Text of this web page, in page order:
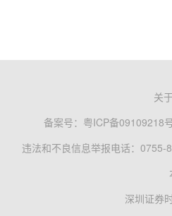
关
备案号： 粤ICP备09109218
违法和不良信息举报电话：0755-
深圳证券